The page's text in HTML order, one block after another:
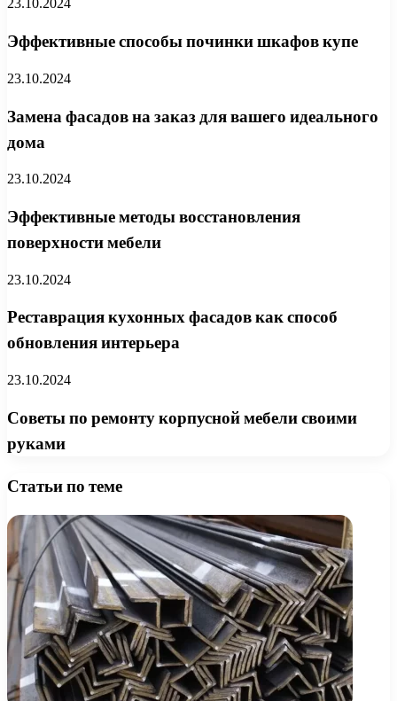
23.10.2024
Эффективные способы починки шкафов купе
23.10.2024
Замена фасадов на заказ для вашего идеального
дома
23.10.2024
Эффективные методы восстановления
поверхности мебели
23.10.2024
Реставрация кухонных фасадов как способ
обновления интерьера
23.10.2024
Советы по ремонту корпусной мебели своими
руками
Статьи по теме